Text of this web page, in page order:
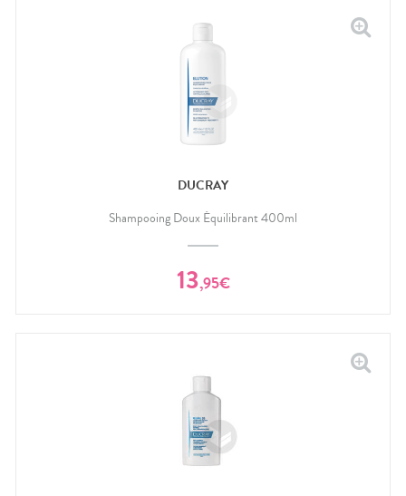
DUCRAY
Shampooing Doux Équilibrant 400ml
13,95€